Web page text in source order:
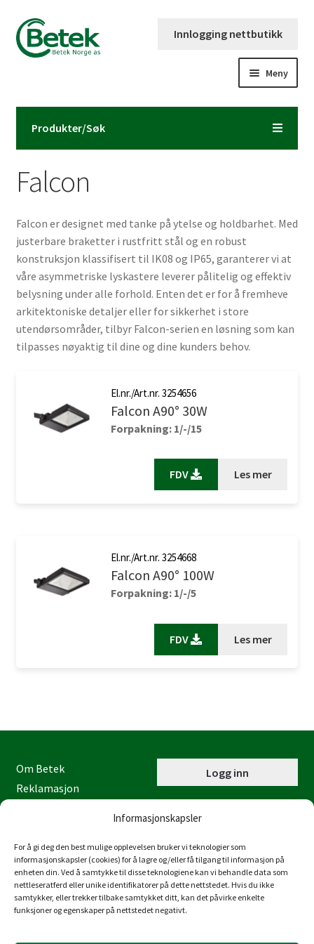
Informasjonskapsler
For å gi deg den best mulige opplevelsen bruker vi teknologier som
informasjonskapsler (cookies) for å lagre og/eller få tilgang til informasjon på
enheten din. Ved å samtykke til disse teknologiene kan vi behandle data som
nettleseratferd eller unike identifikatorer på dette nettstedet. Hvis du ikke
samtykker, eller trekker tilbake samtykket ditt, kan det påvirke enkelte
funksjoner og egenskaper på nettstedet negativt.
Hopp
til
navigasjon
Hopp
til
innhold
Innlogging nettbutikk
Meny
Forsiden
Kontaktinformasjon
Om Betek Norge AS
ut
Volumpriser
Falcon
Falcon er designet med tanke på ytelse og holdbarhet. Med
justerbare braketter i rustfritt stål og en robust
konstruksjon klassifisert til IK08 og IP65, garanterer vi at
våre asymmetriske lyskastere leverer pålitelig og effektiv
belysning under alle forhold. Enten det er for å fremheve
arkitektoniske detaljer eller for sikkerhet i store
utendørsområder, tilbyr Falcon-serien en løsning som kan
tilpasses nøyaktig til dine og dine kunders behov.
El.nr./Art.nr. 3254656
Falcon A90° 30W
Forpakning: 1/-/15
FDV Les mer
El.nr./Art.nr. 3254668
Falcon A90° 100W
Forpakning: 1/-/5
FDV Les mer
Produkter/Søk
Logg inn
Juraveien 4
4636 Kristiansand
Om Betek
Reklamasjon
Personvernerklæring
Åpenhetsloven